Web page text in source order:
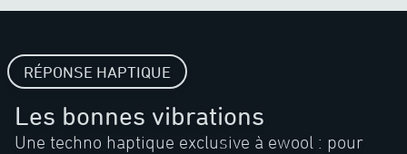
RÉPONSE HAPTIQUE
Les bonnes vibrations
Une techno haptique exclusive à ewool : pour